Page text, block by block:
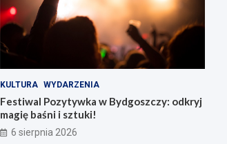
KULTURA WYDARZENIA
Festiwal Pozytywka w Bydgoszczy: odkryj
magię baśni i sztuki!
6 sierpnia 2026